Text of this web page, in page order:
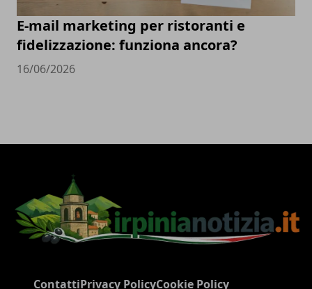
E-mail marketing per ristoranti e
fidelizzazione: funziona ancora?
16/06/2026
ContattiPrivacy PolicyCookie Policy